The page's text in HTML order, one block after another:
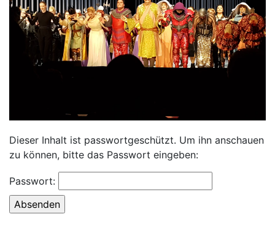
Dieser Inhalt ist passwortgeschützt. Um ihn anschauen
zu können, bitte das Passwort eingeben:
Passwort: